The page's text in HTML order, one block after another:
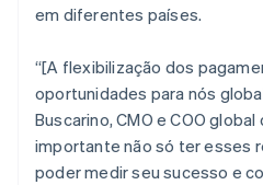
em diferentes países.
“[A flexibilização dos
oportunidades para nós
Buscarino, CMO e COO global
importante não só ter esses
poder medir seu sucesso e